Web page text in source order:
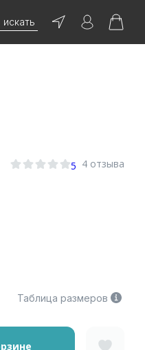
искать
5 4 отзыва
Таблица размеров